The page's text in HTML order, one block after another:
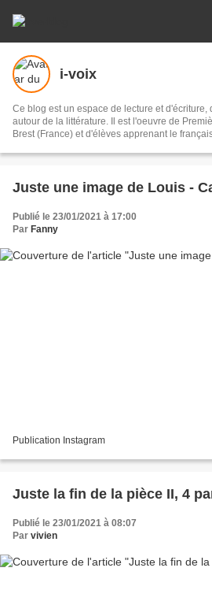
i-voix
Ce blog est un espace de lecture et d'écriture,
autour de la littérature. Il est l'oeuvre de
Brest (France) et d'élèves apprenant le
de fraternité avec la poésie de ses semblables"
Juste une image de Louis -
Publié le 23/01/2021 à 17:00
Par Fanny
Publication Instagram
Juste la fin de la pièce II, 4
Publié le 23/01/2021 à 08:07
Par vivien